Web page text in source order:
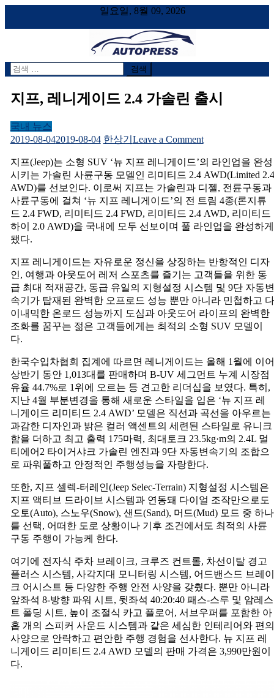
일요일, 8월 09, 2026
AUTOPRESS
오토프레스, 자동차시승기, 자동차, 시승기, 한상기
검
색
어:
지프, 레니게이드 2.4 가솔린 출시
국내 뉴스
2019-08-042019-08-04 한상기 Leave a Commenton
프,
레
니
게
이
드
솔
린
출
시
지프(Jeep)는 소형 SUV ‘뉴 지프 레니게이드’의 라인업을 완성
시키는 가솔린 사륜구동 모델인 리미티드 2.4 AWD(Limited 2.4
AWD)를 선보인다. 이로써 지프는 가솔린과 디젤, 전륜구동과
사륜구동에 걸쳐 ‘뉴 지프 레니게이드’의 전 트림 4종(론지튜
드 2.4 FWD, 리미티드 2.4 FWD, 리미티드 2.4 AWD, 리미티드
하이 2.0 AWD)을 국내에 모두 선보이며 풀 라인업을 완성하게
됐다.
지프 레니게이드는 자유로운 정신을 상징하는 반항적인 디자
인, 여행과 아웃도어 레저 스포츠를 즐기는 고객들을 위한 동
급 최대 적재공간, 동급 유일의 지형설정 시스템 및 9단 자동변
속기가 탑재된 완벽한 오프로드 성능 뿐만 아니라 민첩하고 다
이내믹한 온로드 성능까지 도심과 아웃도어 라이프의 완벽한
조화를 꿈꾸는 젊은 고객들에게는 최적의 소형 SUV 모델이
다.
한국수입차협회 집계에 따르면 레니게이드는 올해 1월에 이어
상반기 동안 1,013대를 판매하며 B-UV 세그먼트 누계 시장점
유율 44.7%로 1위에 오르는 등 견고한 리더십을 보였다. 특히,
지난 4월 부분변경을 통해 새로운 스타일을 입은 ‘뉴 지프 레
니게이드 리미티드 2.4 AWD’ 모델은 직선과 곡선을 아우르는
과감한 디자인과 밝은 컬러 액센트의 세련된 스타일로 유니크
함을 더하고 최고 출력 175마력, 최대토크 23.5kg·m의 2.4L 멀
티에어2 타이거샤크 가솔린 엔진과 9단 자동변속기의 조합으
로 파워풀하고 안정적인 주행성능을 자랑한다.
또한, 지프 셀렉-터레인(Jeep Selec-Terrain) 지형설정 시스템은
지프 액티브 드라이브 시스템과 연동돼 다이얼 조작만으로도
오토(Auto), 스노우(Snow), 샌드(Sand), 머드(Mud) 모드 중 하나
를 선택, 어떠한 도로 상황이나 기후 조건에서도 최적의 사륜
구동 주행이 가능케 한다.
여기에 전자식 주차 브레이크, 크루즈 컨트롤, 차선이탈 경고
플러스 시스템, 사각지대 모니터링 시스템, 어드밴스드 브레이
크 어시스트 등 다양한 주행 안전 사양을 갖췄다. 뿐만 아니라
앞좌석 8-방향 파워 시트, 뒷좌석 40:20:40 패스-스루 및 암레스
트 폴딩 시트, 높이 조절식 카고 플로어, 서브우퍼를 포함한 아
홉 개의 스피커 사운드 시스템과 같은 세심한 인테리어와 편의
사양으로 안락하고 편안한 주행 경험을 선사한다. 뉴 지프 레
니게이드 리미티드 2.4 AWD 모델의 판매 가격은 3,990만원이
다.